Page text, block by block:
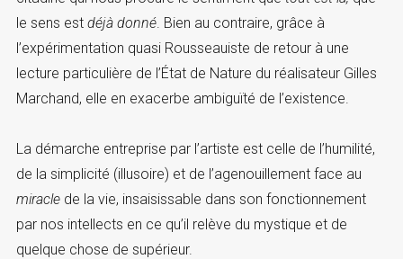
le sens est déjà donné. Bien au contraire, grâce à
l’expérimentation quasi Rousseauiste de retour à une
lecture particulière de l’État de Nature du réalisateur Gilles
Marchand, elle en exacerbe ambiguïté de l’existence.
La démarche entreprise par l’artiste est celle de l’humilité,
de la simplicité (illusoire) et de l’agenouillement face au
miraclede la vie, insaisissable dans son fonctionnement
par nos intellects en ce qu’il relève du mystique et de
quelque chose de supérieur.